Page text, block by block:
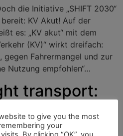
die Initiative „SHIFT 2030“
KV Akut! Auf der
es: „KV akut“ mit dem
(KV)“ wirkt dreifach:
gegen Fahrermangel und zur
Nutzung empfohlen“…
transport:
against toll
to give you the most
your